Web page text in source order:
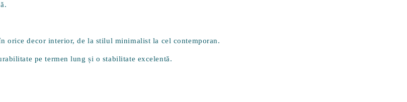
orice decor interior, de la stilul minimalist la cel contemporan.
pe termen lung și o stabilitate excelentă.